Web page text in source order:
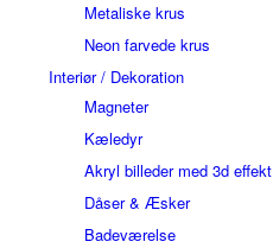
Metaliske krus
Neon farvede krus
Interiør / Dekoration
Magneter
Kæledyr
Akryl billeder med 3d effekt
Dåser & Æsker
Badeværelse